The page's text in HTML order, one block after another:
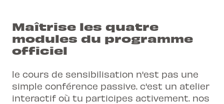
Maîtrise les quatre
modules du programme
officiel
le cours de sensibilisation n'est pas une
simple conférence passive. c'est un atelier
interactif où tu participes activement. nos